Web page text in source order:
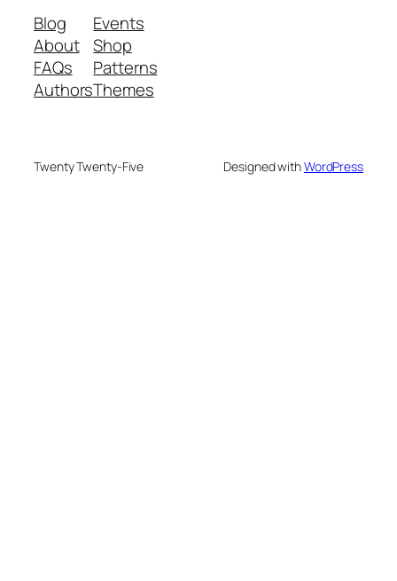
Blog
About
FAQs
Authors
Events
Shop
Patterns
Themes
Twenty Twenty-Five Designed withWordPress